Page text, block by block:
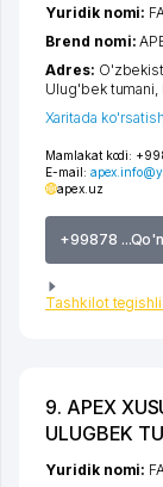
Mamlakat kodi:
E-mail:
apex.uz
+99878
Tashkilot
Yuridik nomi:
Brend nomi:
Adres:
Ulug'bek tumani,
Xaritada ko'rsatish
9. APEX
ULUGBEK
Yuridik nomi: